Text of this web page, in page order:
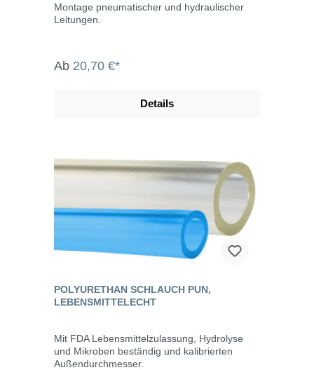
Montage pneumatischer und hydraulischer
Leitungen.
Ab 20,70 €*
Details
POLYURETHAN SCHLAUCH PUN,
LEBENSMITTELECHT
Mit FDA Lebensmittelzulassung, Hydrolyse
und Mikroben beständig und kalibrierten
Außendurchmesser.